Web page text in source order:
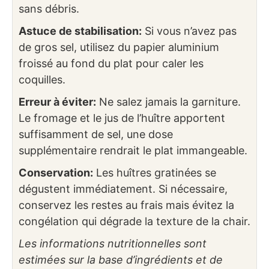
sans débris.
Astuce de stabilisation: Si vous n’avez pas
de gros sel, utilisez du papier aluminium
froissé au fond du plat pour caler les
coquilles.
Erreur à éviter: Ne salez jamais la garniture.
Le fromage et le jus de l’huître apportent
suffisamment de sel, une dose
supplémentaire rendrait le plat immangeable.
Conservation: Les huîtres gratinées se
dégustent immédiatement. Si nécessaire,
conservez les restes au frais mais évitez la
congélation qui dégrade la texture de la chair.
Les informations nutritionnelles sont
estimées sur la base d’ingrédients et de